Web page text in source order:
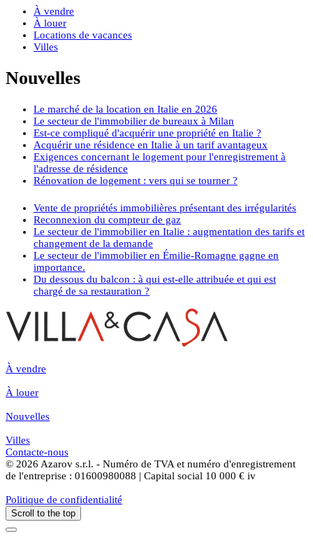
À vendre
À louer
Locations de vacances
Villes
Nouvelles
Le marché de la location en Italie en 2026
Le secteur de l'immobilier de bureaux à Milan
Est-ce compliqué d'acquérir une propriété en Italie ?
Acquérir une résidence en Italie à un tarif avantageux
Exigences concernant le logement pour l'enregistrement à
l'adresse de résidence
Rénovation de logement : vers qui se tourner ?
Vente de propriétés immobilières présentant des irrégularités
Reconnexion du compteur de gaz
Le secteur de l'immobilier en Italie : augmentation des tarifs et
changement de la demande
Le secteur de l'immobilier en Émilie-Romagne gagne en
importance.
Du dessous du balcon : à qui est-elle attribuée et qui est
chargé de sa restauration ?
À vendre
À louer
Nouvelles
Villes
Contacte-nous
© 2026 Azarov s.r.l. - Numéro de TVA et numéro d'enregistrement
de l'entreprise : 01600980088 | Capital social 10 000 € iv
Politique de confidentialité
Scroll to the top